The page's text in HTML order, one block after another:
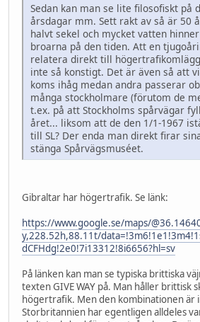
Sedan kan man se lite filosofiskt på
årsdagar mm. Sett rakt av så är 50
halvt sekel och mycket vatten
broarna på den tiden. Att en
relatera direkt till
inte så konstigt. Det är även så att
koms ihåg medan andra passerar
många stockholmare (förutom de
t.ex. på att Stockholms spårvägar
året... liksom att de den 1/1-1967
till SL? Der enda man direkt firar
stänga Spårvägsmuséet.
Gibraltar har högertrafik. Se länk:
https://www.google.se/maps/
y,228.52h,88.11t/
dCFHdg!2e0!7i13312!8i6656?hl=sv
På länken kan man se typiska brittiska
texten GIVE WAY på. Man håller brittisk
högertrafik. Men den kombinationen är
Storbritannien har egentligen alldeles